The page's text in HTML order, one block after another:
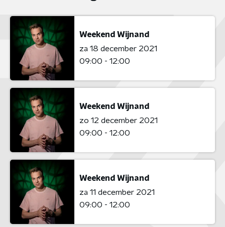
Weekend Wijnand
za 18 december 2021
09:00 - 12:00
Weekend Wijnand
zo 12 december 2021
09:00 - 12:00
Weekend Wijnand
za 11 december 2021
09:00 - 12:00